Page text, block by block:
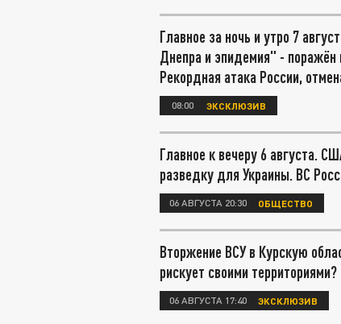
Главное за ночь и утро 7
Днепра и эпидемия" - поражён
Рекордная атака России,
08:00 ЭКСКЛЮЗИВ
Главное к вечеру 6 августа.
разведку для Украины. ВС
06 АВГУСТА 20:30 ОБЩЕСТВО
Вторжение ВСУ в Курскую
рискует своими территориями?
06 АВГУСТА 17:40 ЭКСКЛЮЗИВ